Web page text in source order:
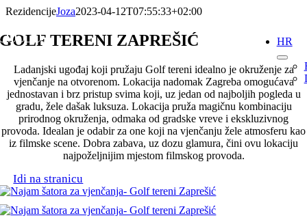
Skip
content
HR
RezidencijeJoza2023-04-12T07:55:33+02:00
GOLF TERENI ZAPREŠIĆ
Ladanjski ugođaj koji pružaju Golf tereni idealno je okruženje za
vjenčanje na otvorenom. Lokacija nadomak Zagreba omogućava
jednostavan i brz pristup svima koji, uz jedan od najboljih pogleda u
gradu, žele dašak luksuza. Lokacija pruža magičnu kombinaciju
prirodnog okruženja, odmaka od gradske vreve i ekskluzivnog
provoda. Idealan je odabir za one koji na vjenčanju žele atmosferu kao
iz filmske scene. Dobra zabava, uz dozu glamura, čini ovu lokaciju
najpoželjnijim mjestom filmskog provoda.
Idi na stranicu